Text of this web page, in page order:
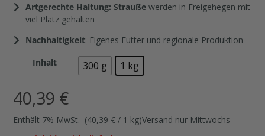
Artgerechte Haltung: Strauße werden in Freigehegen mit
viel Platz gehalten
Nachhaltigkeit: Eigenes Futter und regionale Produktion
Inhalt
300 g 1 kg
40,39 €
Enthält 7% MwSt. (40,39 € / 1 kg)Versand nur Mittwochs